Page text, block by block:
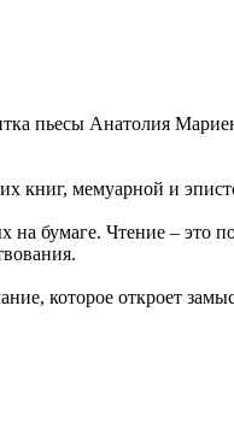
пьесы Анатолия
книг, мемуарной и
бумаге. Чтение – это
которое откроет